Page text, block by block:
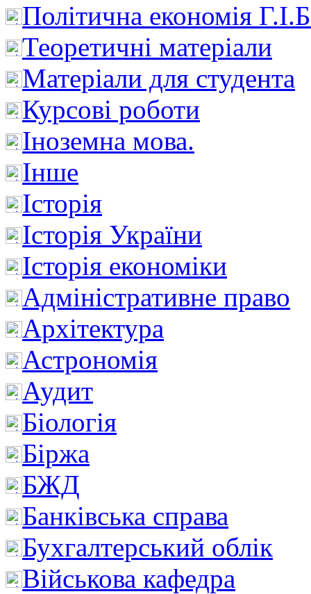
Політична економія
Теоретичні матеріали
Матеріали для студента
Курсові роботи
Іноземна мова.
Інше
Історія
Історія України
Історія економіки
Адміністративне право
Архітектура
Астрономія
Аудит
Біологія
Біржа
БЖД
Банківська справа
Бухгалтерський облік
Військова кафедра